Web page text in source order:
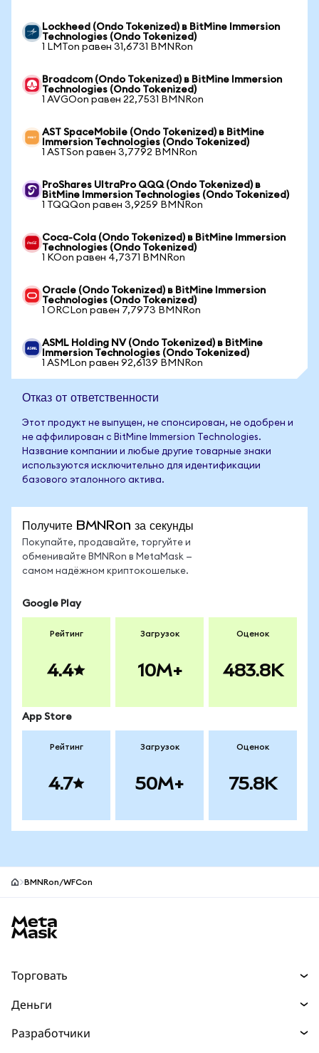
Lockheed (Ondo Tokenized) в BitMine Immersion
Technologies (Ondo Tokenized)
1 LMTon равен 31,6731 BMNRon
Broadcom (Ondo Tokenized) в BitMine Immersion
Technologies (Ondo Tokenized)
1 AVGOon равен 22,7531 BMNRon
AST SpaceMobile (Ondo Tokenized) в BitMine
Immersion Technologies (Ondo Tokenized)
1 ASTSon равен 3,7792 BMNRon
ProShares UltraPro QQQ (Ondo Tokenized) в
BitMine Immersion Technologies (Ondo Tokenized)
1 TQQQon равен 3,9259 BMNRon
Coca-Cola (Ondo Tokenized) в BitMine Immersion
Technologies (Ondo Tokenized)
1 KOon равен 4,7371 BMNRon
Oracle (Ondo Tokenized) в BitMine Immersion
Technologies (Ondo Tokenized)
1 ORCLon равен 7,7973 BMNRon
ASML Holding NV (Ondo Tokenized) в BitMine
Immersion Technologies (Ondo Tokenized)
1 ASMLon равен 92,6139 BMNRon
Отказ от ответственности
Этот продукт не выпущен, не спонсирован, не одобрен и
не аффилирован с BitMine Immersion Technologies.
Название компании и любые другие товарные знаки
используются исключительно для идентификации
базового эталонного актива.
Получите BMNRon за секунды
Покупайте, продавайте, торгуйте и
обменивайте BMNRon в MetaMask —
самом надёжном криптокошельке.
Google Play
Рейтинг
4.4
Загрузок
10M+
Оценок
483.8K
App Store
Рейтинг
4.7
Загрузок
50M+
Оценок
75.8K
BMNRon/WFCon
Торговать
Прогнозы
Деньги
Разработчики